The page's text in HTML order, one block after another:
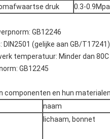
druk
0.3-0.9Mpa
GB12246
DIN2501 (gelijke aan GB/T17241)
temperatuur: Minder dan 80C
GB12245
componenten en hun
naam
lichaam, bonnet